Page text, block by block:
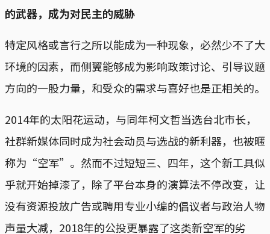
的武器，成为对民主的威胁
特定风格或言行之所以能成为一种现象，必然少不了大
环境的因素，而侧翼能够成为影响政策讨论、引导议题
方向的一股力量，和受众的需求与喜好也是正相关的。
2014年的太阳花运动，与同年柯文哲当选台北市长，
社群新媒体同时成为社会动员与选战的新利器，也被暱
称为“空军”。然而不过短短三、四年，这个新工具似
乎就开始掉漆了，除了平台本身的演算法不停改变，让
没有资源投放广告或聘用专业小编的倡议者与政治人物
声量大减，2018年的公投更暴露了这类新空军的劣